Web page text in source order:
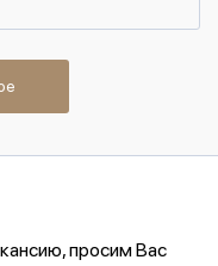
просим Вас